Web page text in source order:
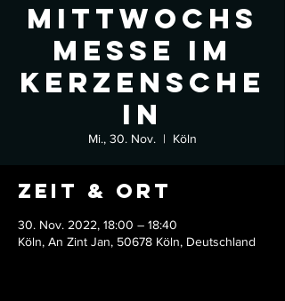
Mittwochs
messe im
Kerzensche
in
Mi., 30. Nov.
  |
Köln
Zeit & Ort
30. Nov. 2022, 18:00 – 18:40
Köln, An Zint Jan, 50678 Köln, Deutschland